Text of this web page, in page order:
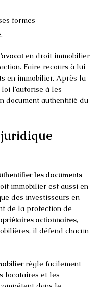
formes
’avocaten droit immobilier
Faire recours à lui
en immobilier. Après la
l’autorise à les
document authentifié du
les documents
immobilier est aussi en
des investisseurs en
de la protection de
actionnaires,
il défend chacun
règle facilement
locataires et les